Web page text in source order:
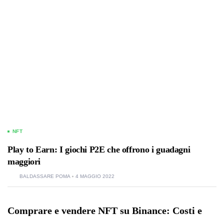
NFT
Play to Earn: I giochi P2E che offrono i guadagni
maggiori
BALDASSARE POMA 4 MAGGIO 2022
Comprare e vendere NFT su Binance: Costi e